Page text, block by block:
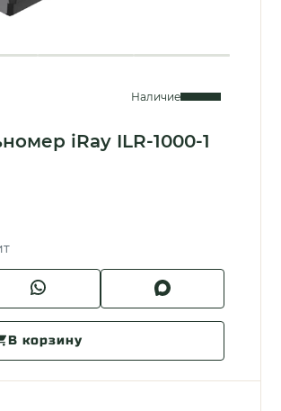
Наличие
iRay ILR-1000-1
В корзину